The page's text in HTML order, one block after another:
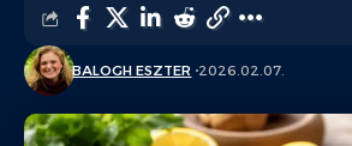
BALOGH ESZTER 2026.02.07.